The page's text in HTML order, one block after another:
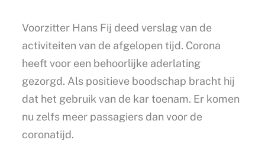
Voorzitter Hans Fij deed verslag van de
activiteiten van de afgelopen tijd. Corona
heeft voor een behoorlijke aderlating
gezorgd. Als positieve boodschap bracht hij
dat het gebruik van de kar toenam. Er komen
nu zelfs meer passagiers dan voor de
coronatijd.